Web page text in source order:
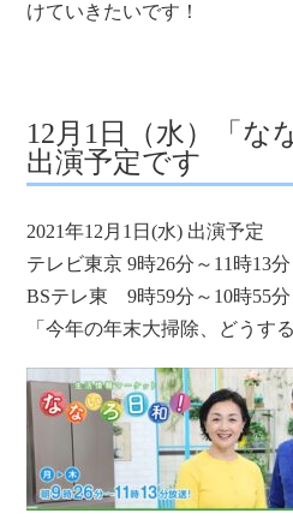
けていきたいです！
12月1日（水）「な
出演予定です
2021年12月1日(水) 出演予定
テレビ東京 9時26分～11時13分
BSテレ東 9時59分～10時55分
「今年の年末大掃除、どうする